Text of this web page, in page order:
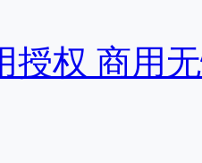
授权 商用